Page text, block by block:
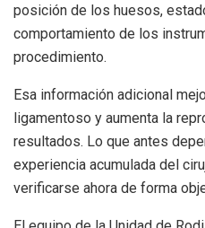
posición de los huesos,
comportamiento de los
procedimiento.
Esa información adicional
ligamentoso y aumenta la
resultados. Lo que antes
experiencia acumulada del
verificarse ahora de forma